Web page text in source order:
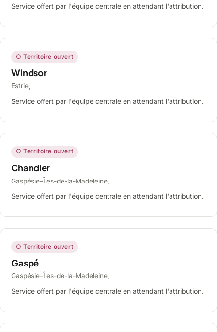
Service offert par l'équipe centrale en attendant l'attribution.
○ Territoire ouvert
Windsor
Estrie,
Service offert par l'équipe centrale en attendant l'attribution.
○ Territoire ouvert
Chandler
Gaspésie–Îles-de-la-Madeleine,
Service offert par l'équipe centrale en attendant l'attribution.
○ Territoire ouvert
Gaspé
Gaspésie–Îles-de-la-Madeleine,
Service offert par l'équipe centrale en attendant l'attribution.